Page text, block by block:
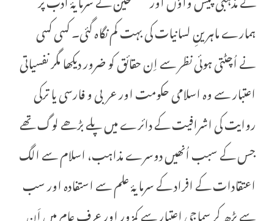
ہمارے ماہرینِ لسانیات کی بہت کم نگاہ گئی۔ کسی کسی
نے اُچٹتی ہوئی نظر سے اِن حقائق کو ضرور دیکھا مگر نفسیاتی
اعتبار سے وہ اسلامی حکومت اور عربی و فارسی یا ترکی
روایت کی اشرافیت کے دائرے میں پلے بڑھے لوگ تھے
جس کے سبب اُنھیں دوسرے مذاہب، اسلام سے الگ
اعتقادات کے افراد کے سرمایۂ علم سے استفادہ اور سب
سے بڑھ کر سماجی اعتبار سے کمزور اور عرفِ عام میں اَن